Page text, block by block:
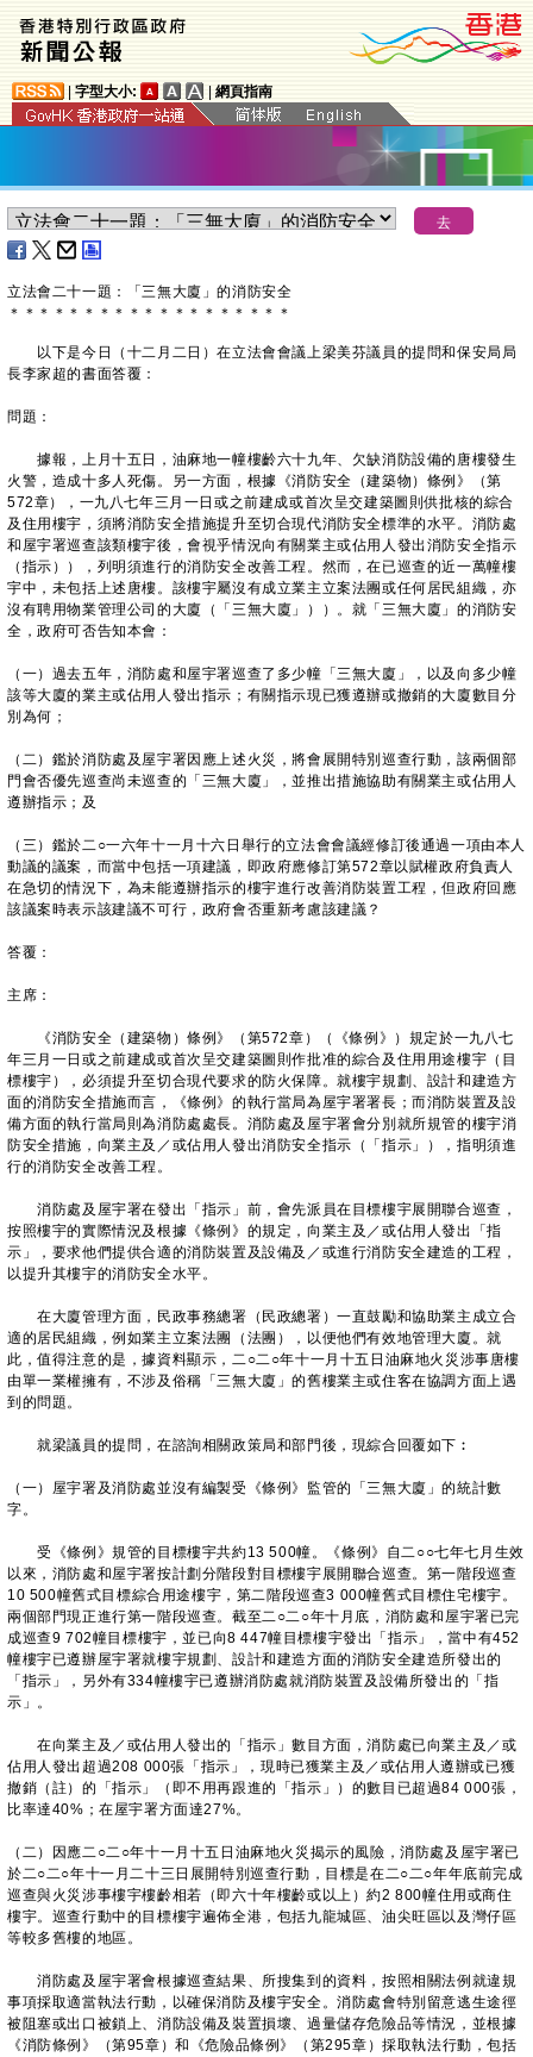
字型大小: 網頁指南
立法會二十一題：「三無大廈」的消防安全
＊ ＊ ＊ ＊ ＊ ＊ ＊ ＊ ＊ ＊ ＊ ＊ ＊ ＊ ＊ ＊ ＊ ＊ ＊
以下是今日（十二月二日）在立法會會議上梁美芬議員的提問和保安局局
長李家超的書面答覆：
問題：
據報，上月十五日，油麻地一幢樓齡六十九年、欠缺消防設備的唐樓發生
火警，造成十多人死傷。另一方面，根據《消防安全（建築物）條例》（第
572章），一九八七年三月一日或之前建成或首次呈交建築圖則供批核的綜合
及住用樓宇，須將消防安全措施提升至切合現代消防安全標準的水平。消防處
和屋宇署巡查該類樓宇後，會視乎情況向有關業主或佔用人發出消防安全指示
（指示）），列明須進行的消防安全改善工程。然而，在已巡查的近一萬幢樓
宇中，未包括上述唐樓。該樓宇屬沒有成立業主立案法團或任何居民組織，亦
沒有聘用物業管理公司的大廈（「三無大廈」））。就「三無大廈」的消防安
全，政府可否告知本會：
（一）過去五年，消防處和屋宇署巡查了多少幢「三無大廈」，以及向多少幢
該等大廈的業主或佔用人發出指示；有關指示現已獲遵辦或撤銷的大廈數目分
別為何；
（二）鑑於消防處及屋宇署因應上述火災，將會展開特別巡查行動，該兩個部
門會否優先巡查尚未巡查的「三無大廈」，並推出措施協助有關業主或佔用人
遵辦指示；及
（三）鑑於二○一六年十一月十六日舉行的立法會會議經修訂後通過一項由本人
動議的議案，而當中包括一項建議，即政府應修訂第572章以賦權政府負責人
在急切的情況下，為未能遵辦指示的樓宇進行改善消防裝置工程，但政府回應
該議案時表示該建議不可行，政府會否重新考慮該建議？
答覆：
主席：
《消防安全（建築物）條例》（第572章）（《條例》）規定於一九八七
年三月一日或之前建成或首次呈交建築圖則作批准的綜合及住用用途樓宇（目
標樓宇），必須提升至切合現代要求的防火保障。就樓宇規劃、設計和建造方
面的消防安全措施而言，《條例》的執行當局為屋宇署署長；而消防裝置及設
備方面的執行當局則為消防處處長。消防處及屋宇署會分別就所規管的樓宇消
防安全措施，向業主及／或佔用人發出消防安全指示（「指示」），指明須進
行的消防安全改善工程。
消防處及屋宇署在發出「指示」前，會先派員在目標樓宇展開聯合巡查，
按照樓宇的實際情況及根據《條例》的規定，向業主及／或佔用人發出「指
示」，要求他們提供合適的消防裝置及設備及／或進行消防安全建造的工程，
以提升其樓宇的消防安全水平。
在大廈管理方面，民政事務總署（民政總署）一直鼓勵和協助業主成立合
適的居民組織，例如業主立案法團（法團），以便他們有效地管理大廈。就
此，值得注意的是，據資料顯示，二○二○年十一月十五日油麻地火災涉事唐樓
由單一業權擁有，不涉及俗稱「三無大廈」的舊樓業主或住客在協調方面上遇
到的問題。
就梁議員的提問，在諮詢相關政策局和部門後，現綜合回覆如下︰
（一）屋宇署及消防處並沒有編製受《條例》監管的「三無大廈」的統計數
字。
受《條例》規管的目標樓宇共約13 500幢。《條例》自二○○七年七月生效
以來，消防處和屋宇署按計劃分階段對目標樓宇展開聯合巡查。第一階段巡查
10 500幢舊式目標綜合用途樓宇，第二階段巡查3 000幢舊式目標住宅樓宇。
兩個部門現正進行第一階段巡查。截至二○二○年十月底，消防處和屋宇署已完
成巡查9 702幢目標樓宇，並已向8 447幢目標樓宇發出「指示」，當中有452
幢樓宇已遵辦屋宇署就樓宇規劃、設計和建造方面的消防安全建造所發出的
「指示」，另外有334幢樓宇已遵辦消防處就消防裝置及設備所發出的「指
示」。
在向業主及／或佔用人發出的「指示」數目方面，消防處已向業主及／或
佔用人發出超過208 000張「指示」，現時已獲業主及／或佔用人遵辦或已獲
撤銷（註）的「指示」（即不用再跟進的「指示」）的數目已超過84 000張，
比率達40%；在屋宇署方面達27%。
（二）因應二○二○年十一月十五日油麻地火災揭示的風險，消防處及屋宇署已
於二○二○年十一月二十三日展開特別巡查行動，目標是在二○二○年年底前完成
巡查與火災涉事樓宇樓齡相若（即六十年樓齡或以上）約2 800幢住用或商住
樓宇。巡查行動中的目標樓宇遍佈全港，包括九龍城區、油尖旺區以及灣仔區
等較多舊樓的地區。
消防處及屋宇署會根據巡查結果、所搜集到的資料，按照相關法例就違規
事項採取適當執法行動，以確保消防及樓宇安全。消防處會特別留意逃生途徑
被阻塞或出口被鎖上、消防設備及裝置損壞、過量儲存危險品等情況，並根據
《消防條例》（第95章）和《危險品條例》（第295章）採取執法行動，包括